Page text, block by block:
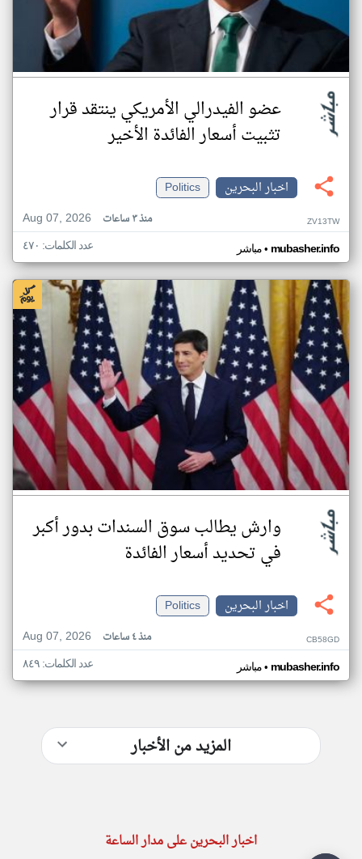
عضو الفيدرالي الأمريكي ينتقد قرار
تثبيت أسعار الفائدة الأخير
اخبار البحرين
Politics
Aug 07, 2026
منذ ٣ ساعات ZV13TW
مباشر• mubasher.info عدد الكلمات: ٤٧٠
وارش يطالب سوق السندات بدور أكبر
في تحديد أسعار الفائدة
اخبار البحرين
Politics
Aug 07, 2026
منذ ٤ ساعات CB58GD
مباشر• mubasher.info عدد الكلمات: ٨٤٩
المزيد من الأخبار
اخبار البحرين على مدار الساعة